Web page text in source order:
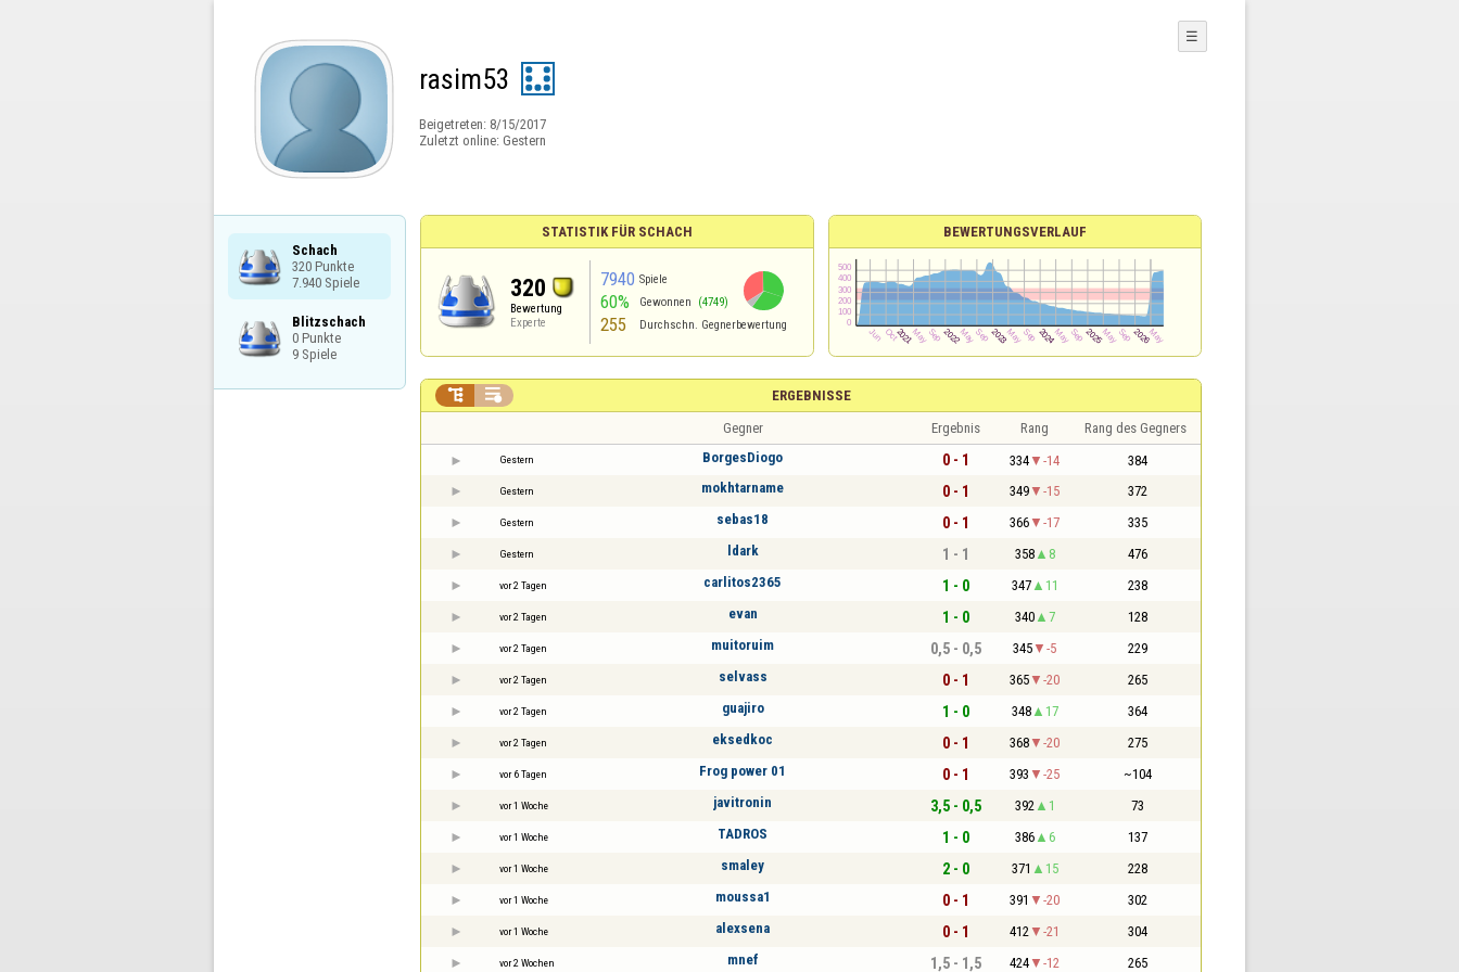
rasim53
Beigetreten: 8/15/2017
Zuletzt online: Gestern
☰
Schach
320 Punkte
7.940 Spiele
Blitzschach
0 Punkte
9 Spiele
STATISTIK FÜR SCHACH
320
Bewertung
Experte
7940 Spiele
60% Gewonnen (4749)
255 Durchschn. Gegnerbewertung
BEWERTUNGSVERLAUF
ERGEBNISSE
 
Gegner Ergebnis Rang Rang des Gegners
Gestern BorgesDiogo 0 - 1 334 -14 384
Gestern mokhtarname 0 - 1 349 -15 372
Gestern sebas18 0 - 1 366 -17 335
Gestern ldark 1 - 1 358 8 476
vor 2 Tagen carlitos2365 1 - 0 347 11 238
vor 2 Tagen evan 1 - 0 340 7 128
vor 2 Tagen muitoruim 0,5 - 0,5 345 -5 229
vor 2 Tagen selvass 0 - 1 365 -20 265
vor 2 Tagen guajiro 1 - 0 348 17 364
vor 2 Tagen eksedkoc 0 - 1 368 -20 275
vor 6 Tagen Frog power 01 0 - 1 393 -25 ~104
vor 1 Woche javitronin 3,5 - 0,5 392 1 73
vor 1 Woche TADROS 1 - 0 386 6 137
vor 1 Woche smaley 2 - 0 371 15 228
vor 1 Woche moussa1 0 - 1 391 -20 302
vor 1 Woche alexsena 0 - 1 412 -21 304
vor 2 Wochen mnef 1,5 - 1,5 424 -12 265